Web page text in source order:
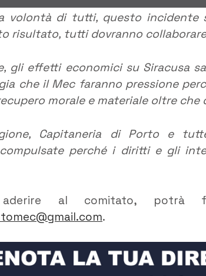
volontà di tutti, questo incidente
risultato, tutti dovranno
gli effetti economici su Siracusa
che il Mec faranno pressione
morale e materiale oltre che
Capitaneria di Porto e
perché i diritti e gli
al comitato,
.